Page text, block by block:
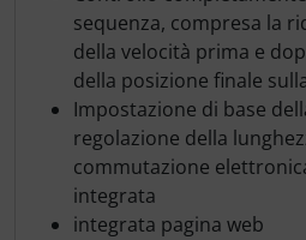
sequenza, compresa la
della velocità prima e
della posizione finale
Impostazione di base
regolazione della
commutazione
integrata
integrata pagina web